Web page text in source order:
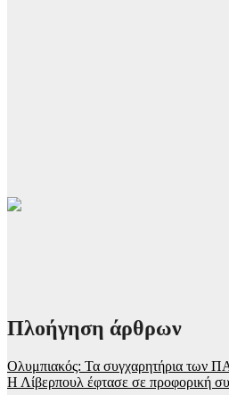
Πλοήγηση άρθρων
Ολυμπιακός: Τα συγχαρητήρια των
Η Λίβερπουλ έφτασε σε προφορική